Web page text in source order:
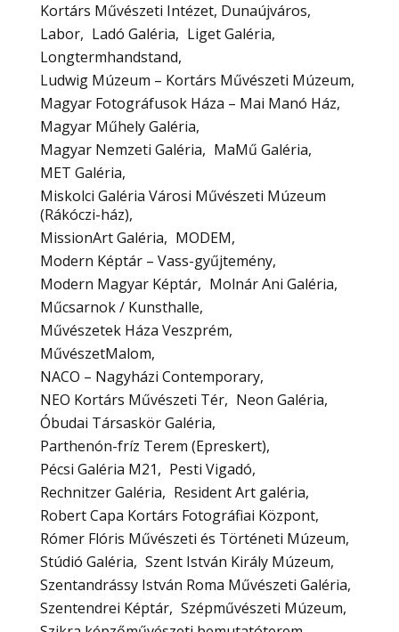
Kortárs Művészeti Intézet, Dunaújváros
Labor
Ladó Galéria
Liget Galéria
Longtermhandstand
Ludwig Múzeum – Kortárs Művészeti Múzeum
Magyar Fotográfusok Háza – Mai Manó Ház
Magyar Műhely Galéria
Magyar Nemzeti Galéria
MaMű Galéria
MET Galéria
Miskolci Galéria Városi Művészeti Múzeum
(Rákóczi-ház)
MissionArt Galéria
MODEM
Modern Képtár – Vass-gyűjtemény
Modern Magyar Képtár
Molnár Ani Galéria
Műcsarnok / Kunsthalle
Művészetek Háza Veszprém
MűvészetMalom
NACO – Nagyházi Contemporary
NEO Kortárs Művészeti Tér
Neon Galéria
Óbudai Társaskör Galéria
Parthenón-fríz Terem (Epreskert)
Pécsi Galéria M21
Pesti Vigadó
Rechnitzer Galéria
Resident Art galéria
Robert Capa Kortárs Fotográfiai Központ
Rómer Flóris Művészeti és Történeti Múzeum
Stúdió Galéria
Szent István Király Múzeum
Szentandrássy István Roma Művészeti Galéria
Szentendrei Képtár Szépművészeti Múzeum